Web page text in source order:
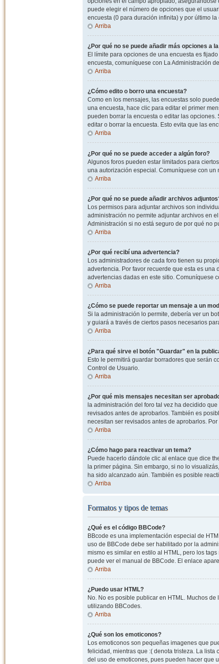
puede elegir el número de opciones que el
encuesta (0 para duración infinita) y por último
Arriba
¿Por qué no se puede añadir más opciones a
El límite para opciones de una encuesta es
encuesta, comuníquese con La Administración
Arriba
¿Cómo edito o borro una encuesta?
Como en los mensajes, las encuestas solo
una encuesta, hace clic para editar el primer
pueden borrar la encuesta o editar las
editar o borrar la encuesta. Esto evita que las
Arriba
¿Por qué no se puede acceder a algún foro?
Algunos foros pueden estar limitados para
una autorización especial. Comuníquese con
Arriba
¿Por qué no se puede añadir archivos
Los permisos para adjuntar archivos son
administración no permite adjuntar archivos en
Administración si no está seguro de por qué no
Arriba
¿Por qué recibí una advertencia?
Los administradores de cada foro tienen su
advertencia. Por favor recuerde que esta es
advertencias dadas en este sitio. Comuníquese
Arriba
¿Cómo se puede reportar un mensaje a un
Si la administración lo permite, debería ver un
y guiará a través de ciertos pasos necesarios
Arriba
¿Para qué sirve el botón "Guardar" en la
Esto le permitirá guardar borradores que serán
Control de Usuario.
Arriba
¿Por qué mis mensajes necesitan ser
la administración del foro tal vez ha decidido
revisados antes de aprobarlos. También es
necesitan ser revisados antes de aprobarlos.
Arriba
¿Cómo hago para reactivar un tema?
Puede hacerlo dándole clic al enlace que dice
la primer página. Sin embargo, si no lo
ha sido alcanzado aún. También es posible
Arriba
Formatos y tipos de temas
¿Qué es el código BBCode?
BBcode es una implementación especial de
uso de BBCode debe ser habilitado por la
mismo es similar en estilo al HTML, pero los
puede ver el manual de BBCode. El enlace
Arriba
¿Puedo usar HTML?
No. No es posible publicar en HTML. Muchos
utilizando BBCodes.
Arriba
¿Qué son los emoticonos?
Los emoticonos son pequeñas imagenes que
felicidad, mientras que :( denota tristeza. La
del uso de emoticones, pues pueden hacer que